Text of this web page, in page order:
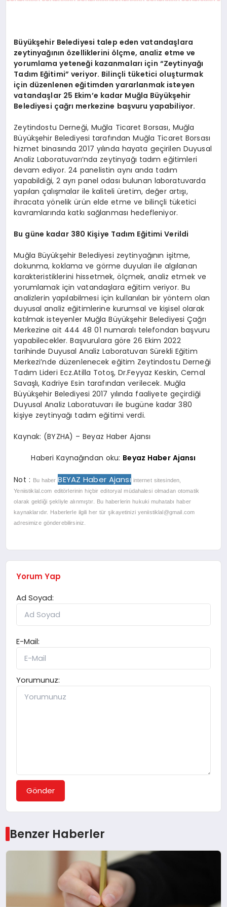
Büyükşehir Belediyesi talep eden vatandaşlara
zeytinyağının özelliklerini ölçme, analiz etme ve
yorumlama yeteneği kazanmaları için “Zeytinyağı
Tadım Eğitimi” veriyor. Bilinçli tüketici oluşturmak
için düzenlenen eğitimden yararlanmak isteyen
vatandaşlar 25 Ekim’e kadar Muğla Büyükşehir
Belediyesi çağrı merkezine başvuru yapabiliyor.
Zeytindostu Derneği, Muğla Ticaret Borsası, Muğla
Büyükşehir Belediyesi tarafından Muğla Ticaret Borsası
hizmet binasında 2017 yılında hayata geçirilen Duyusal
Analiz Laboratuvarı’nda zeytinyağı tadım eğitimleri
devam ediyor. 24 panelistin aynı anda tadım
yapabildiği, 2 ayrı panel odası bulunan laboratuvarda
yapılan çalışmalar ile kaliteli üretim, değer artışı,
ihracata yönelik ürün elde etme ve bilinçli tüketici
kavramlarında katkı sağlanması hedefleniyor.
Bu güne kadar 380 Kişiye Tadım Eğitimi Verildi
Muğla Büyükşehir Belediyesi zeytinyağının işitme,
dokunma, koklama ve görme duyuları ile algılanan
karakteristiklerini hissetmek, ölçmek, analiz etmek ve
yorumlamak için vatandaşlara eğitim veriyor. Bu
analizlerin yapılabilmesi için kullanılan bir yöntem olan
duyusal analiz eğitimlerine kurumsal ve kişisel olarak
katılmak isteyenler Muğla Büyükşehir Belediyesi Çağrı
Merkezine ait 444 48 01 numaralı telefondan başvuru
yapabilecekler. Başvurulara göre 26 Ekim 2022
tarihinde Duyusal Analiz Laboratuvarı Sürekli Eğitim
Merkezi’nde düzenlenecek eğitim Zeytindostu Derneği
Tadım Lideri Ecz.Atilla Totoş, Dr.Feyyaz Keskin, Cemal
Savaşlı, Kadriye Esin tarafından verilecek. Muğla
Büyükşehir Belediyesi 2017 yılında faaliyete geçirdiği
Duyusal Analiz Laboratuvarı ile bugüne kadar 380
kişiye zeytinyağı tadım eğitimi verdi.
Kaynak: (BYZHA) – Beyaz Haber Ajansı
Haberi Kaynağından oku: Beyaz Haber Ajansı
Not : Bu haber BEYAZ Haber Ajansı internet sitesinden,
Yeniistiklal.com editörlerinin hiçbir editoryal müdahalesi olmadan otomatik
olarak geldiği şekliyle alınmıştır. Bu haberlerin hukuki muhatabı haber
kaynaklarıdır. Haberlerle ilgili her tür şikayetinizi yeniistiklal@gmail.com
adresimize gönderebilirsiniz.
Yorum Yap
Ad Soyad:
E-Mail:
Yorumunuz:
Gönder
Benzer Haberler